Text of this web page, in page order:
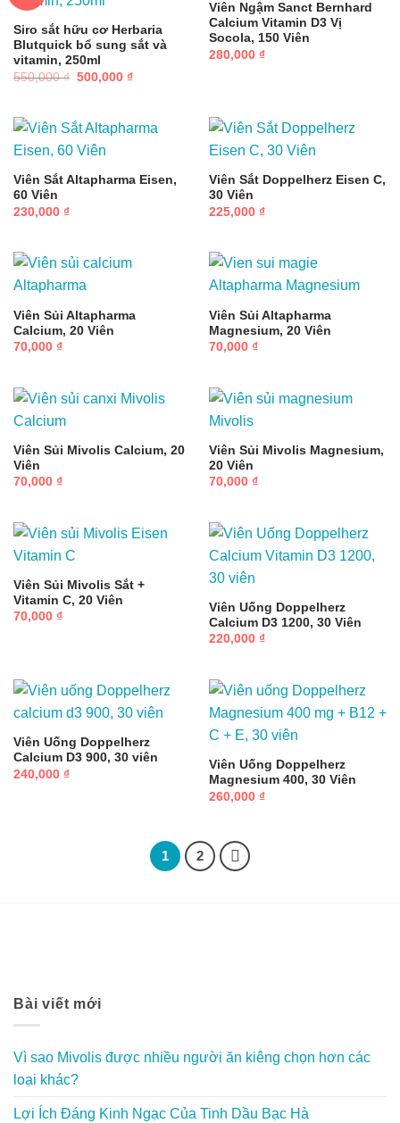
Siro sắt hữu cơ Herbaria
Blutquick bổ sung sắt và
vitamin, 250ml
550,000₫ Giá
500,000 ₫Giá
500,000 ₫.
Viên Ngậm Sanct Bernhard
Calcium Vitamin D3 Vị
Socola, 150 Viên
280,000 ₫
Viên Sắt Altapharma Eisen,
60 Viên
230,000 ₫
Viên Sắt Doppelherz Eisen C,
30 Viên
225,000 ₫
Viên Sủi Altapharma
Calcium, 20 Viên
70,000 ₫
Viên Sủi Altapharma
Magnesium, 20 Viên
70,000 ₫
Viên Sủi Mivolis Calcium, 20
Viên
70,000 ₫
Viên Sủi Mivolis Magnesium,
20 Viên
70,000 ₫
Viên Sủi Mivolis Sắt +
Vitamin C, 20 Viên
70,000 ₫
Viên Uống Doppelherz
Calcium D3 1200, 30 Viên
220,000 ₫
Viên Uống Doppelherz
Calcium D3 900, 30 viên
240,000 ₫
Viên Uống Doppelherz
Magnesium 400, 30 Viên
260,000 ₫
1 2
Bài viết mới
Vì sao Mivolis được nhiều người ăn kiêng chọn hơn các
loại khác?
Lợi Ích Đáng Kinh Ngạc Của Tinh Dầu Bạc Hà